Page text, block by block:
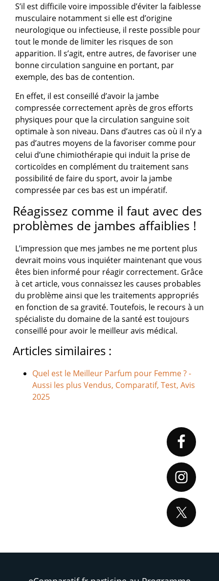
S’il est difficile voire impossible d’éviter la faiblesse
musculaire notamment si elle est d’origine
neurologique ou infectieuse, il reste possible pour
tout le monde de limiter les risques de son
apparition. Il s’agit, entre autres, de favoriser une
bonne circulation sanguine en portant, par
exemple, des bas de contention.
En effet, il est conseillé d’avoir la jambe
compressée correctement après de gros efforts
physiques pour que la circulation sanguine soit
optimale à son niveau. Dans d’autres cas où il n’y a
pas d’autres moyens de la favoriser comme pour
celui d’une chimiothérapie qui induit la prise de
corticoïdes en complément du traitement sans
possibilité de faire du sport, avoir la jambe
compressée par ces bas est un impératif.
Réagissez comme il faut avec des
problèmes de jambes affaiblies !
L’impression que mes jambes ne me portent plus
devrait moins vous inquiéter maintenant que vous
êtes bien informé pour réagir correctement. Grâce
à cet article, vous connaissez les causes probables
du problème ainsi que les traitements appropriés
en fonction de sa gravité. Toutefois, le recours à un
spécialiste du domaine de la santé est toujours
conseillé pour avoir le meilleur avis médical.
Articles similaires :
Quel est le Meilleur Parfum pour Femme ? -
Aussi les plus Vendus, Comparatif, Test, Avis
2025
Primary
Sidebar